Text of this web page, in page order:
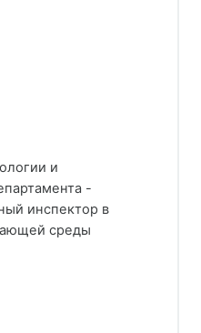
и
-
инспектор в
среды